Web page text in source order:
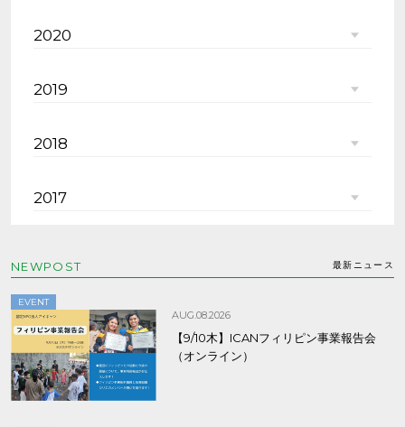
2020
2019
2018
2017
NEWPOST 最新ニュース
EVENT
AUG.08.2026
【9/10木】ICANフィリピン事業報告会
（オンライン）